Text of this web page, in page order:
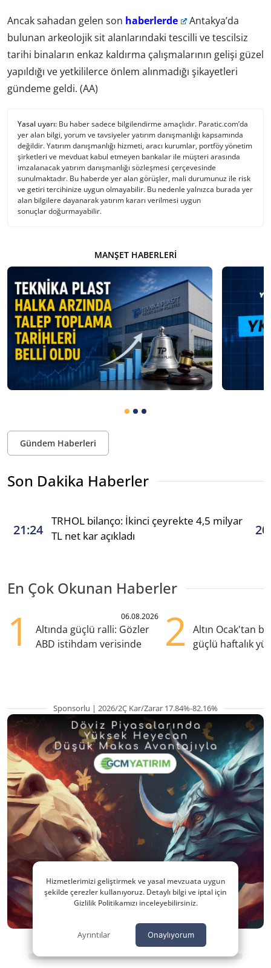
Ancak sahadan gelen son haberlerde
Antakya’da
bulunan arkeolojik sit alanlarındaki tescilli ve tescilsiz
tarihi binaların enkaz kaldırma çalışmalarının gelişi güzel
yapıldığı ve yetkililerce önlem alınmadığı şikayetleri
gündeme geldi. (AA)
Yasal uyarı: Bu haber sadece bilgilendirme amaçlıdır. Paratic.com’da
yer alan bilgi, yorum ve tavsiyeler yatırım danışmanlığı kapsamında
değildir. Yatırım danışmanlığı hizmeti, aracı kurumlar, portföy yönetim
şirketleri ve mevduat kabul etmeyen bankalar ile müşteri arasında
imzalanacak yatırım danışmanlığı sözleşmesi çerçevesinde
sunulmaktadır. Bu haberde yer alan görüşler, mali durumunuz ile risk
ve getiri tercihinize uygun olmayabilir. Bu nedenle yalnızca burada yer
alan bilgilere dayanarak yatırım kararı verilmesi uygun
sonuçlar doğurmayabilir.
MANŞET HABERLERI
Gündem Haberleri
Son Dakika Haberler
21:24
TRHOL bilanço: İkinci çeyrekte 4,5 milyar
TL net kar açıkladı
En Çok Okunan Haberler
1 06.08.2026
Altında güçlü ralli: Gözler
ABD istihdam verisinde
2
Altın Ocak'tan
güçlü haftalık
Sponsorlu | 2026/2Ç Kar/Zarar 17.84%-82.16%
Hizmetlerimizi geliştirmek ve yasal mevzuata uygun
şekilde çerezler kullanıyoruz. Detaylı bilgi ve iptal için
Gizlilik Politikamızı inceleyebilirsiniz.
Ayrıntılar Onaylıyorum